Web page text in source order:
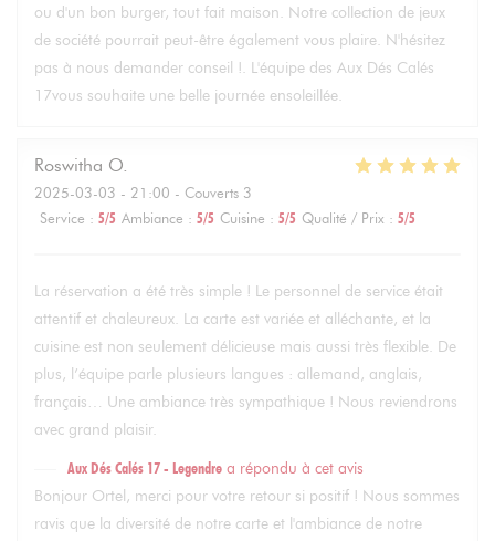
ou d'un bon burger, tout fait maison. Notre collection de jeux
de société pourrait peut-être également vous plaire. N'hésitez
pas à nous demander conseil !. L'équipe des Aux Dés Calés
17vous souhaite une belle journée ensoleillée.
Roswitha O
2025-03-03 - 21:00 - Couverts 3
Service : 5/5 Ambiance : 5/5 Cuisine : 5/5 Qualité / Prix : 5/5
La réservation a été très simple ! Le personnel de service était
attentif et chaleureux. La carte est variée et alléchante, et la
cuisine est non seulement délicieuse mais aussi très flexible. De
plus, l’équipe parle plusieurs langues : allemand, anglais,
français… Une ambiance très sympathique ! Nous reviendrons
avec grand plaisir.
Aux Dés Calés 17 - Legendre a répondu à cet avis
Bonjour Ortel, merci pour votre retour si positif ! Nous sommes
ravis que la diversité de notre carte et l'ambiance de notre